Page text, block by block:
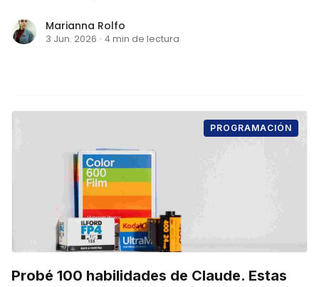
Marianna Rolfo
3 Jun. 2026 · 4 min de lectura
PROGRAMACIÓN
Probé 100 habilidades de Claude. Estas